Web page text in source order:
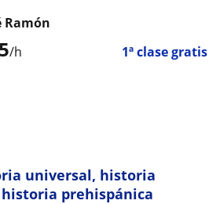
/h 1ª clase gratis
Ramón
universal, historia
prehispánica